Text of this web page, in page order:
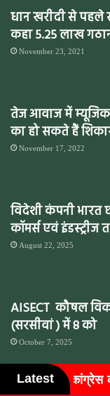
धान खरीदी से पहले
कहा 5.25 लाख
November 23, 2021
तेज आवाज में म्यूजिक
का हो सकते हैं
November 17, 2022
विदेशी कंपनी
कॉमर्स एवं
August 22, 2025
AISECT कौषल
(सरसीवां ) में 8 को
October 7, 2025
Latest 13-14